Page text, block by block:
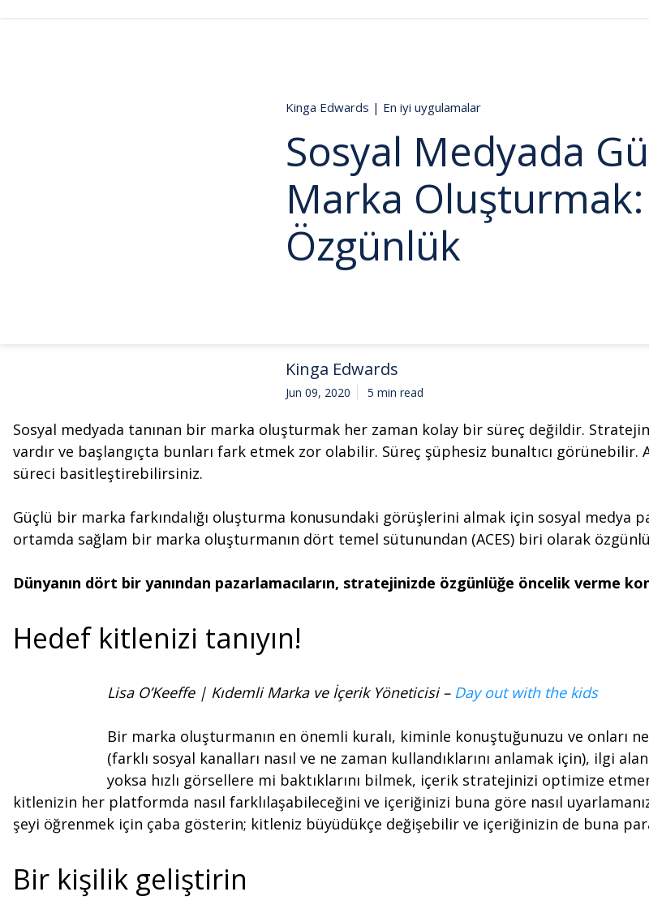
Kinga Edwards | En iyi uygulamalar
Sosyal Medyada
Marka
Özgünlük
Kinga Edwards
Jun 09, 2020 5 min read
Sosyal medyada tanınan bir marka oluşturmak her zaman kolay bir süreç değildir.
vardır ve başlangıçta bunları fark etmek zor olabilir. Süreç şüphesiz bunaltıcı
süreci basitleştirebilirsiniz.
Güçlü bir marka farkındalığı oluşturma konusundaki görüşlerini almak için sosyal medya
ortamda sağlam bir marka oluşturmanın dört temel sütunundan (ACES) biri olarak
Dünyanın dört bir yanından pazarlamacıların, stratejinizde özgünlüğe öncelik verme
Hedef kitlenizi tanıyın!
Lisa O’Keeffe | Kıdemli Marka ve İçerik Yöneticisi – Day out with the kids
Bir marka oluşturmanın en önemli kuralı, kiminle konuştuğunuzu ve onları
(farklı sosyal kanalları nasıl ve ne zaman kullandıklarını anlamak için), ilgi
yoksa hızlı görsellere mi baktıklarını bilmek, içerik stratejinizi optimize
kitlenizin her platformda nasıl farklılaşabileceğini ve içeriğinizi buna göre nasıl
şeyi öğrenmek için çaba gösterin; kitleniz büyüdükçe değişebilir ve içeriğinizin de buna
Bir kişilik geliştirin